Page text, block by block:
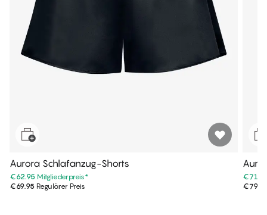
Aurora Schlafanzug-Shorts
€62.95 Mitgliederpreis*
€69.95 Regulärer Preis